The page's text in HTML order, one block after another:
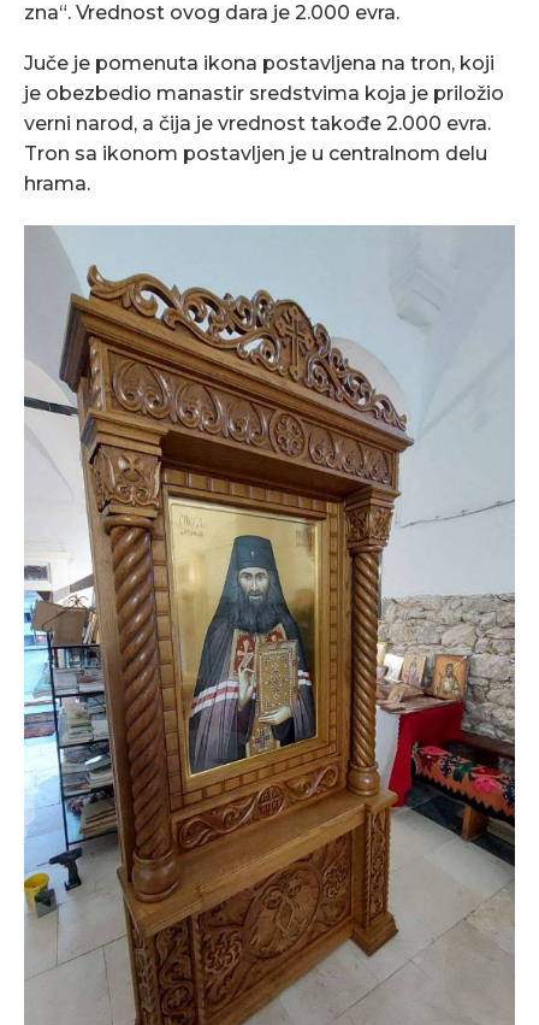
zna“. Vrednost ovog dara je 2.000 evra.
Juče je pomenuta ikona postavljena na tron, koji
je obezbedio manastir sredstvima koja je priložio
verni narod, a čija je vrednost takođe 2.000 evra.
Tron sa ikonom postavljen je u centralnom delu
hrama.